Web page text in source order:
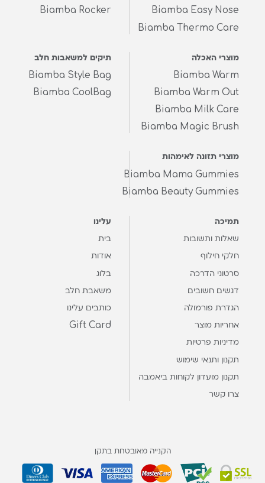
Biamba Easy Nose
Biamba Thermo Care
Biamba Rocker
מוצרי האכלה
Biamba Warm
Biamba Warm Out
Biamba Milk Care
Biamba Magic Brush
תיקים למשאבות חלב
Biamba Style Bag
Biamba CoolBag
מוצרי תזונה לאימהות
Biamba Mama Gummies
Biamba Beauty Gummies
תמיכה
שאלות ותשובות
חלקי חילוף
סרטוני הדרכה
דגשים חשובים
הגדרת פורמולה
אחריות מוצר
מדיניות פרטיות
תקנון ותנאי שימוש
תקנון מועדון לקוחות ביאמבה
צרו קשר
עלינו
בית
אודות
בלוג
משאבת חלב
כותבים עלינו
Gift Card
הקנייה מאובטחת בתקן